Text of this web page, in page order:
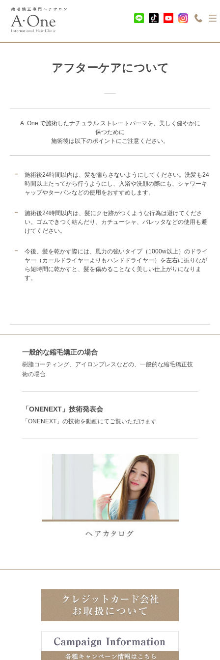
アフターケアについて
A･One で施術したナチュラル ストレートパーマを、美しく健やかに
保つために
施術後は以下のポイントにご注意ください。
施術後24時間以内は、髪を濡らさないようにしてください。洗髪も24
時間以上たってから行うようにし、入浴や洗顔の際にも、シャワーキ
ャップやターバンなどの使用をおすすめします。
施術後24時間以内は、髪にクセ跡がつくような行為は避けてくださ
い。ゴムできつく結んだり、カチューシャ、バレッタなどの使用も避
けてください。
今後、髪を乾かす際には、風力の強いタイプ（1000w以上）のドライ
ヤー（カールドライヤーよりもハンドドライヤー）を左右に振りなが
ら短時間に乾かすと、髪を傷めることなく美しい仕上がりになりま
す。
一般的な縮毛矯正の場合
樹脂コーティング、アイロンプレスなどの、一般的な縮毛矯正技
術の場合
「ONENEXT」技術発表会
「ONENEXT」の技術を動画にてご覧いただけます